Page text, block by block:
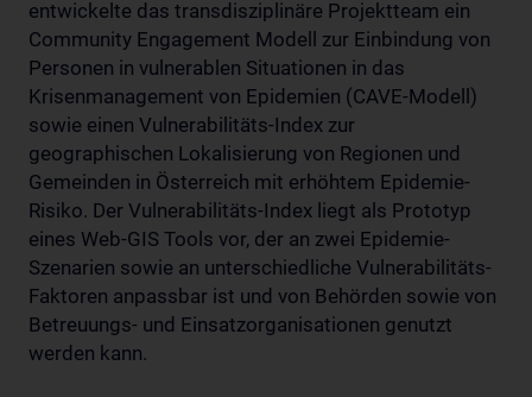
entwickelte das transdisziplinäre Projektteam ein
Community Engagement Modell zur Einbindung von
Personen in vulnerablen Situationen in das
Krisenmanagement von Epidemien (CAVE-Modell)
sowie einen Vulnerabilitäts-Index zur
geographischen Lokalisierung von Regionen und
Gemeinden in Österreich mit erhöhtem Epidemie-
Risiko. Der Vulnerabilitäts-Index liegt als Prototyp
eines Web-GIS Tools vor, der an zwei Epidemie-
Szenarien sowie an unterschiedliche Vulnerabilitäts-
Faktoren anpassbar ist und von Behörden sowie von
Betreuungs- und Einsatzorganisationen genutzt
werden kann.